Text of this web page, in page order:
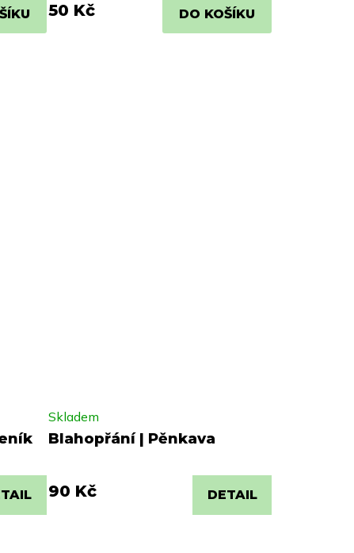
50 Kč DO KOŠÍKU
Blahopřání | Pěnkava
Skladem
90 Kč DETAIL